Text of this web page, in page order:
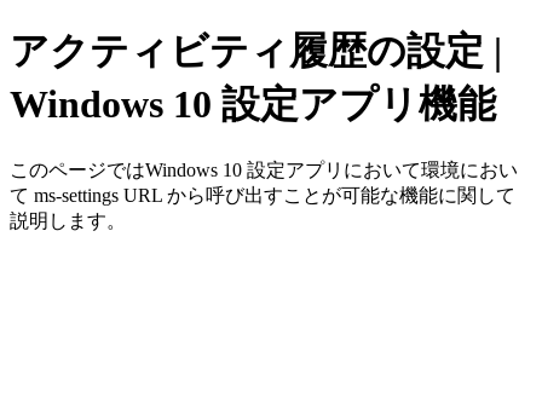
アクティビティ履歴の設定 |
Windows 10 設定アプリ機能
このページではWindows 10 設定アプリにおいて環境におい
て ms-settings URL から呼び出すことが可能な機能に関して
説明します。